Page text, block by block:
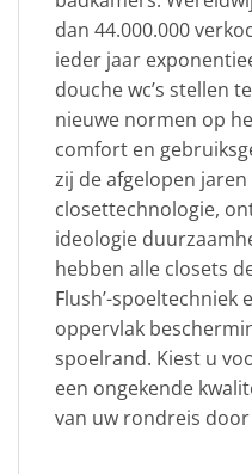
dan 44.000.000
ieder jaar
douche wc’s stellen
nieuwe normen op
comfort en
zij de afgelopen
closettechnologie,
ideologie
hebben alle closets
Flush’-spoeltechniek
oppervlak
spoelrand. Kiest u
een ongekende
van uw rondreis door